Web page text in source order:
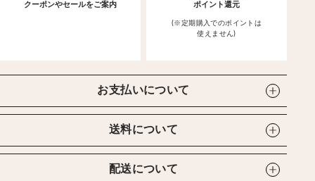
クーポンやセールをご案内
ポイント還元
(※定期購入でのポイントは
使えません)
お支払いについて
送料について
配送について